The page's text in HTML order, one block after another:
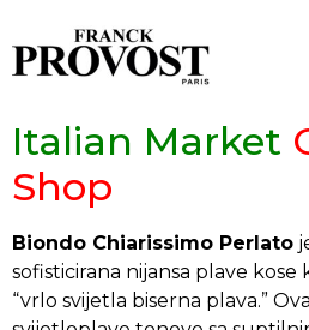
Italian Market
Shop
Biondo Chiarissimo Perlato
sofisticirana nijansa plave kose
“vrlo svijetla biserna plava.”